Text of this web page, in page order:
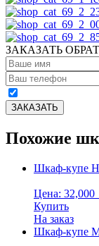
ЗАКАЗАТЬ
Похожие
Шкаф-купе
Цена: 32,000
Купить
На заказ
Шкаф-купе